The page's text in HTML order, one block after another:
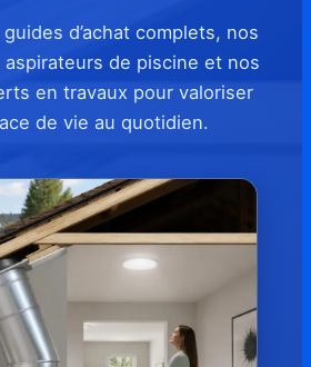
d’achat complets, nos
de piscine et nos
en travaux pour valoriser
de vie au quotidien.